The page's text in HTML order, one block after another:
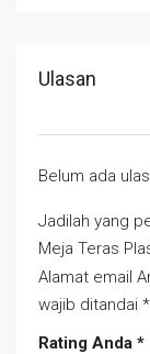
Ulasan
Belum ada
Jadilah yang
Meja Teras
Alamat email
wajib ditandai *
Rating Anda *